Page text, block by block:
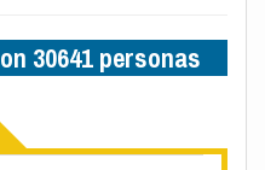
30641 personas